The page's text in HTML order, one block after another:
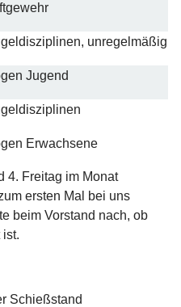
unregelmäßig
Jugend
Erwachsene
4. Freitag im Monat
ersten Mal bei uns
beim Vorstand nach, ob
Schießstand